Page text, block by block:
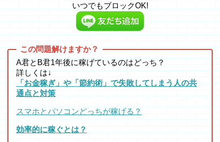
いつでもブロックOK!
A君とB君1年後に稼げているのはどっち？
詳しくは↓
「お金稼ぎ」や「節約術」で失敗してしまう人の共
通点と対策
スマホとパソコンどっちが稼げる？
効率的に稼ぐとは？